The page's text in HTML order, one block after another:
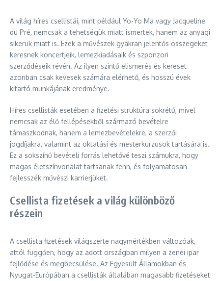
A világ híres csellistái, mint például Yo-Yo Ma vagy Jacqueline
du Pré, nemcsak a tehetségük miatt ismertek, hanem az anyagi
sikerük miatt is. Ezek a művészek gyakran jelentős összegeket
keresnek koncertjeik, lemezkiadásaik és szponzori
szerződéseik révén. Az ilyen szintű elismerés és kereset
azonban csak kevesek számára elérhető, és hosszú évek
kitartó munkájának eredménye.
Híres csellisták esetében a fizetési struktúra sokrétű, mivel
nemcsak az élő fellépésekből származó bevételre
támaszkodnak, hanem a lemezbevételekre, a szerzői
jogdíjakra, valamint az oktatási és mesterkurzusok tartására is.
Ez a sokszínű bevételi forrás lehetővé teszi számukra, hogy
magas életszínvonalat tartsanak fenn, és folyamatosan
fejlesszék művészi karrierjüket.
Csellista fizetések a világ különböző
részein
A csellista fizetések világszerte nagymértékben változóak,
attól függően, hogy az adott országban milyen a zenei ipar
fejlődése és megbecsülése. Az Egyesült Államokban és
Nyugat-Európában a csellisták általában magasabb fizetéseket